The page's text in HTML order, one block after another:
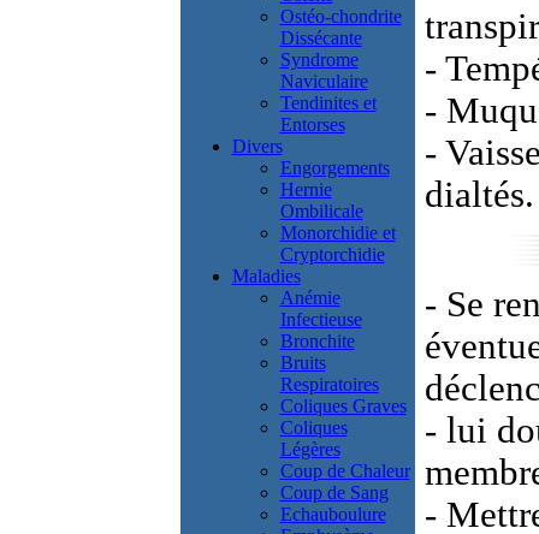
Ostéo-chondrite
Dissécante
Syndrome
Naviculaire
Tendinites et
Entorses
Divers
Engorgements
Hernie
Ombilicale
Monorchidie et
Cryptorchidie
Maladies
Anémie
Infectieuse
Bronchite
Bruits
Respiratoires
Coliques Graves
Coliques
Légères
Coup de Chaleur
Coup de Sang
Echauboulure
-
-
-
dialtés.
- Se
- lui
-